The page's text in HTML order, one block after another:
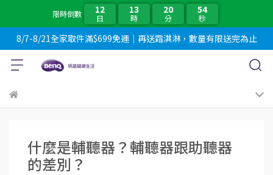
限時倒數 12
日
13
時
20
分
52
秒
8/7-8/21全家取件滿$699免運｜再送霜淇淋，數量有限送完為止
什麼是輔聽器？輔聽器跟助聽器
的差別？